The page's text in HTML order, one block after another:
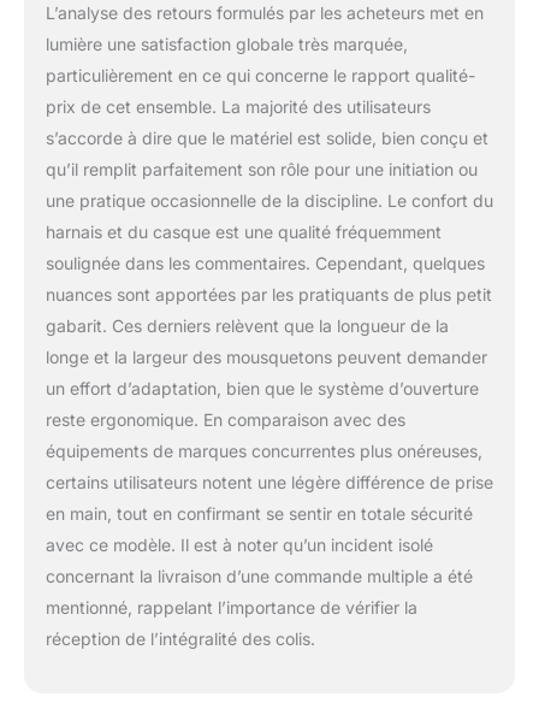
haute résistance,
faible volume et
poids, faible
absorption d'eau,
entièrement statique
(faible allongement),
haute résistance aux
UV mais aussi un
point de fusion faible.
Casque unisexe : Ce
casque a un très bon
ajustement et se
laisse facilement
enfiler quelque soit la
permet également de
porter une protection
thermique
supplémentaire
problème. Sangle
rembourrée réglable :
La sangle est
sélectionnable
individuellement et
L’analyse des retours formulés par les acheteurs met en
lumière une satisfaction globale très marquée,
particulièrement en ce qui concerne le rapport qualité-
prix de cet ensemble. La majorité des utilisateurs
s’accorde à dire que le matériel est solide, bien conçu et
qu’il remplit parfaitement son rôle pour une initiation ou
une pratique occasionnelle de la discipline. Le confort du
harnais et du casque est une qualité fréquemment
soulignée dans les commentaires. Cependant, quelques
nuances sont apportées par les pratiquants de plus petit
gabarit. Ces derniers relèvent que la longueur de la
longe et la largeur des mousquetons peuvent demander
un effort d’adaptation, bien que le système d’ouverture
reste ergonomique. En comparaison avec des
équipements de marques concurrentes plus onéreuses,
certains utilisateurs notent une légère différence de prise
en main, tout en confirmant se sentir en totale sécurité
avec ce modèle. Il est à noter qu’un incident isolé
concernant la livraison d’une commande multiple a été
mentionné, rappelant l’importance de vérifier la
réception de l’intégralité des colis.